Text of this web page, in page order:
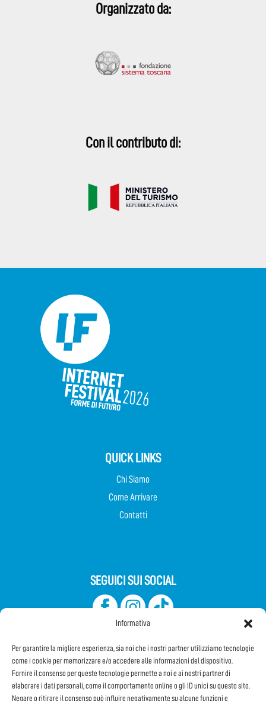
Informativa
Per garantire la migliore esperienza, sia noi che i nostri partner utilizziamo tecnologie
come i cookie per memorizzare e/o accedere alle informazioni del dispositivo.
Fornire il consenso per queste tecnologie permette a noi e ai nostri partner di
elaborare i dati personali, come il comportamento online o gli ID unici su questo sito.
Negare o ritirare il consenso può influire negativamente su alcune funzioni e
Organizzato da:
Con il contributo di:
QUICK LINKS
Chi Siamo
Come Arrivare
Contatti
SEGUICI SUI SOCIAL
Iscriviti alla Newsletter